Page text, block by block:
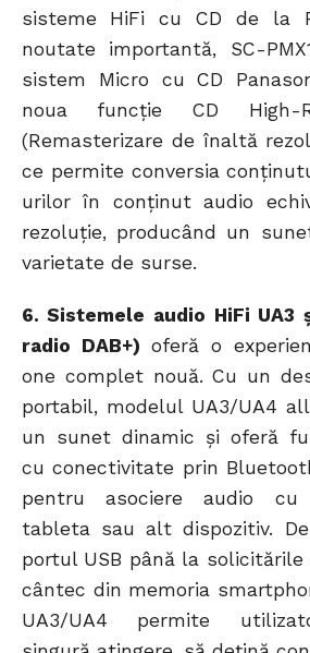
sisteme HiFi cu CD de la
noutate importantă, SC-
sistem Micro cu CD
noua funcție CD High-
(Remasterizare de înaltă
ce permite conversia
urilor în conținut audio
rezoluție, producând un
varietate de surse.
6. Sistemele audio HiFi UA3
radio DAB+) oferă o
one complet nouă. Cu un
portabil, modelul UA3/UA4
un sunet dinamic și oferă
cu conectivitate prin
pentru asociere audio cu
tableta sau alt dispozitiv.
portul USB până la
cântec din memoria
UA3/UA4 permite